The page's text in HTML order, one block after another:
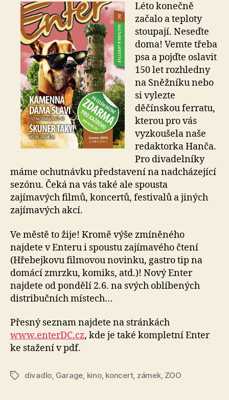
Léto konečně
začalo a teploty
stoupají. Neseďte
doma! Vemte třeba
psa a pojďte oslavit
150 let rozhledny
na Sněžníku nebo
si vylezte
děčínskou ferratu,
kterou pro vás
vyzkoušela naše
redaktorka Hanča.
Pro divadelníky
máme ochutnávku představení na nadcházející
sezónu. Čeká na vás také ale spousta
zajímavých filmů, koncertů, festivalů a jiných
zajímavých akcí.
Ve městě to žije! Kromě výše zmíněného
najdete v Enteru i spoustu zajímavého čtení
(Hřebejkovu filmovou novinku, gastro tip na
domácí zmrzku, komiks, atd.)! Nový Enter
najdete od pondělí 2.6. na svých oblíbených
distribučních místech…
Přesný seznam najdete na stránkách
www.enterDC.cz, kde je také kompletní Enter
ke stažení v pdf.
Štítkydivadlo, Garage, kino, koncert, zámek, ZOO